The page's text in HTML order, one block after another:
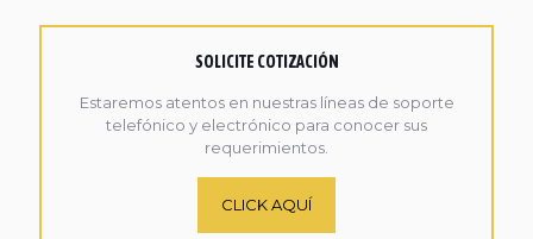
SOLICITE COTIZACIÓN
Estaremos atentos en nuestras líneas de soporte
telefónico y electrónico para conocer sus
requerimientos.
CLICK AQUÍ